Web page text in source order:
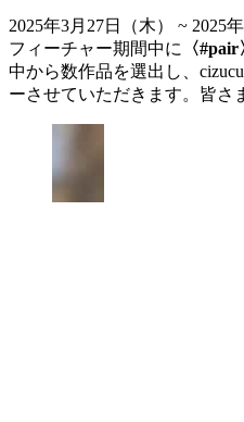
2025年3月27日（木） ~ 2025
フィーチャー期間中に
〈#pair
中から数作品を選出し、
ーさせていただきます。皆さ